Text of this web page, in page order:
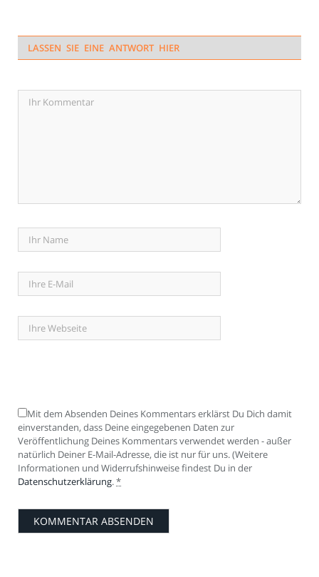
LASSEN SIE EINE ANTWORT HIER
Mit dem Absenden Deines Kommentars erklärst Du Dich damit
einverstanden, dass Deine eingegebenen Daten zur
Veröffentlichung Deines Kommentars verwendet werden - außer
natürlich Deiner E-Mail-Adresse, die ist nur für uns. (Weitere
Informationen und Widerrufshinweise findest Du in der
Datenschutzerklärung.*